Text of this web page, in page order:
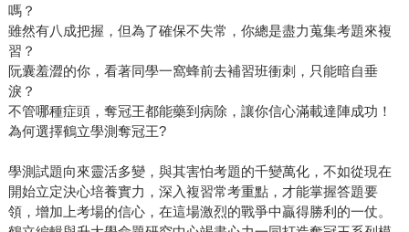
嗎？
雖然有八成把握，但為了確保不失常，你總是盡力蒐集考題來複
習？
阮囊羞澀的你，看著同學一窩蜂前去補習班衝刺，只能暗自垂
淚？
不管哪種症頭，奪冠王都能藥到病除，讓你信心滿載達陣成功！
為何選擇鶴立學測奪冠王?
學測試題向來靈活多變，與其害怕考題的千變萬化，不如從現在
開始立定決心培養實力，深入複習常考重點，才能掌握答題要
領，增加上考場的信心，在這場激烈的戰爭中贏得勝利的一仗。